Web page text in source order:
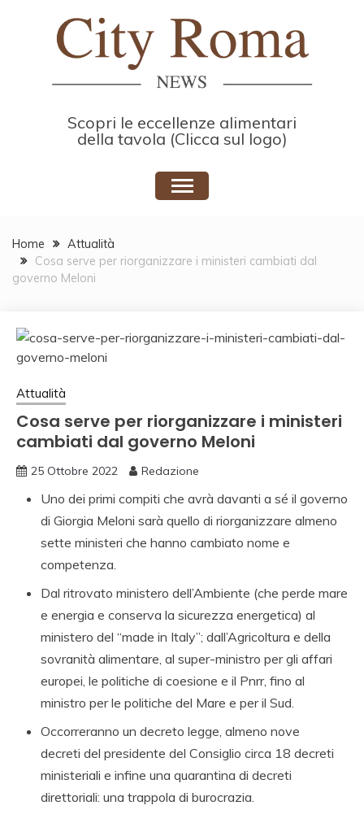
Scopri le eccellenze alimentari
della tavola (Clicca sul logo)
Home
Attualità
Cosa serve per riorganizzare i ministeri cambiati dal
governo Meloni
Attualità
Cosa serve per riorganizzare i ministeri
cambiati dal governo Meloni
25 Ottobre 2022 Redazione
Uno dei primi compiti che avrà davanti a sé il governo
di Giorgia Meloni sarà quello di riorganizzare almeno
sette ministeri che hanno cambiato nome e
competenza.
Dal ritrovato ministero dell’Ambiente (che perde mare
e energia e conserva la sicurezza energetica) al
ministero del “made in Italy”; dall’Agricoltura e della
sovranità alimentare, al super-ministro per gli affari
europei, le politiche di coesione e il Pnrr, fino al
ministro per le politiche del Mare e per il Sud.
Occorreranno un decreto legge, almeno nove
decreti del presidente del Consiglio circa 18 decreti
ministeriali e infine una quarantina di decreti
direttoriali: una trappola di burocrazia.